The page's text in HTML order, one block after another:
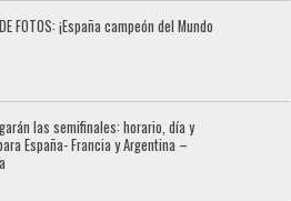
FOTOS: ¡España campeón del Mundo
las semifinales: horario, día y
España- Francia y Argentina –